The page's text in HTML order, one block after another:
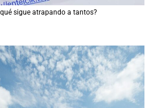
sigue atrapando a tantos?